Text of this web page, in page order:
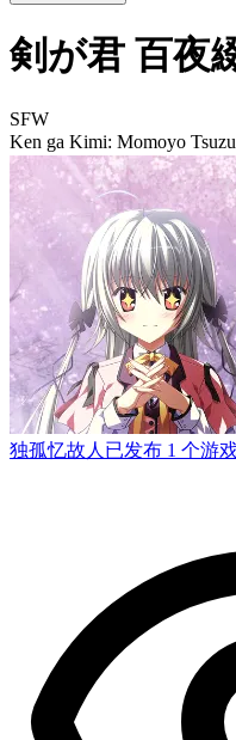
剣が君 百夜
SFW
Ken ga Kimi: Momoyo
独孤忆故人 已发布 1 个游